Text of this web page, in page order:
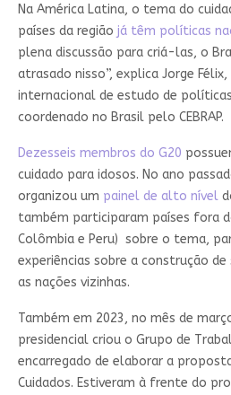
Na América Latina, o tema do
países da região já têm políticas
plena discussão para criá-las, o
atrasado nisso”, explica Jorge
internacional de estudo de
coordenado no Brasil pelo CEBRAP.
Dezesseis membros do G20
cuidado para idosos. No ano
organizou um painel de alto nível
também participaram países fora
Colômbia e Peru) sobre o tema,
experiências sobre a construção
as nações vizinhas.
Também em 2023, no mês de
presidencial criou o Grupo de
encarregado de elaborar a
Cuidados. Estiveram à frente do